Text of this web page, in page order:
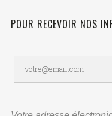
POUR RECEVOIR NOS